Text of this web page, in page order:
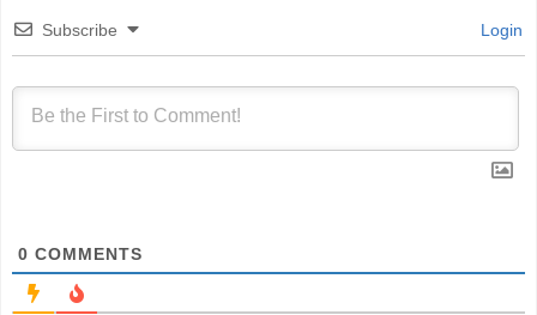
Subscribe Login
0 COMMENTS